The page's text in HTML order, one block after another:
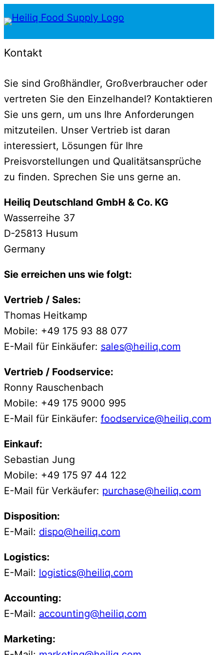
Zum
Inhalt
springen
Kontakt
Sie sind Großhändler, Großverbraucher oder
vertreten Sie den Einzelhandel? Kontaktieren
Sie uns gern, um uns Ihre Anforderungen
mitzuteilen. Unser Vertrieb ist daran
interessiert, Lösungen für Ihre
Preisvorstellungen und Qualitätsansprüche
zu finden. Sprechen Sie uns gerne an.
Heiliq Deutschland GmbH & Co. KG
Wasserreihe 37
D-25813 Husum
Germany
Sie erreichen uns wie folgt:
Vertrieb / Sales:
Thomas Heitkamp
Mobile: +49 175 93 88 077
E-Mail für Einkäufer: sales@heiliq.com
Vertrieb / Foodservice:
Ronny Rauschenbach
Mobile: +49 175 9000 995
E-Mail für Einkäufer: foodservice@heiliq.com
Einkauf:
Sebastian Jung
Mobile: +49 175 97 44 122
E-Mail für Verkäufer: purchase@heiliq.com
Disposition:
E-Mail: dispo@heiliq.com
Logistics:
E-Mail: logistics@heiliq.com
Accounting:
E-Mail: accounting@heiliq.com
Marketing: